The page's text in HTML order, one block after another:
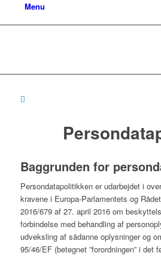
Menu
Baggrunden for
Persondatapolitikken er udarbejdet i
kravene i Europa-Parlamentets og
2016/679 af 27. april 2016 om
forbindelse med behandling af
udveksling af sådanne oplysninger og
95/46/EF (betegnet ”forordningen” i det